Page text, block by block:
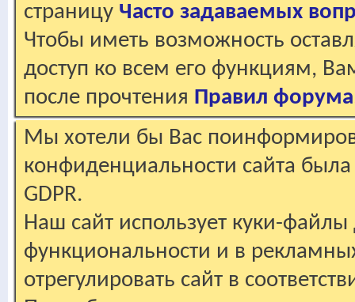
страницу Часто задаваемых
Чтобы иметь возможность
доступ ко всем его функциям,
после прочтения Правил форума
Мы хотели бы Вас
конфиденциальности сайта
GDPR.
Наш сайт использует куки-файлы
функциональности и в
отрегулировать сайт в